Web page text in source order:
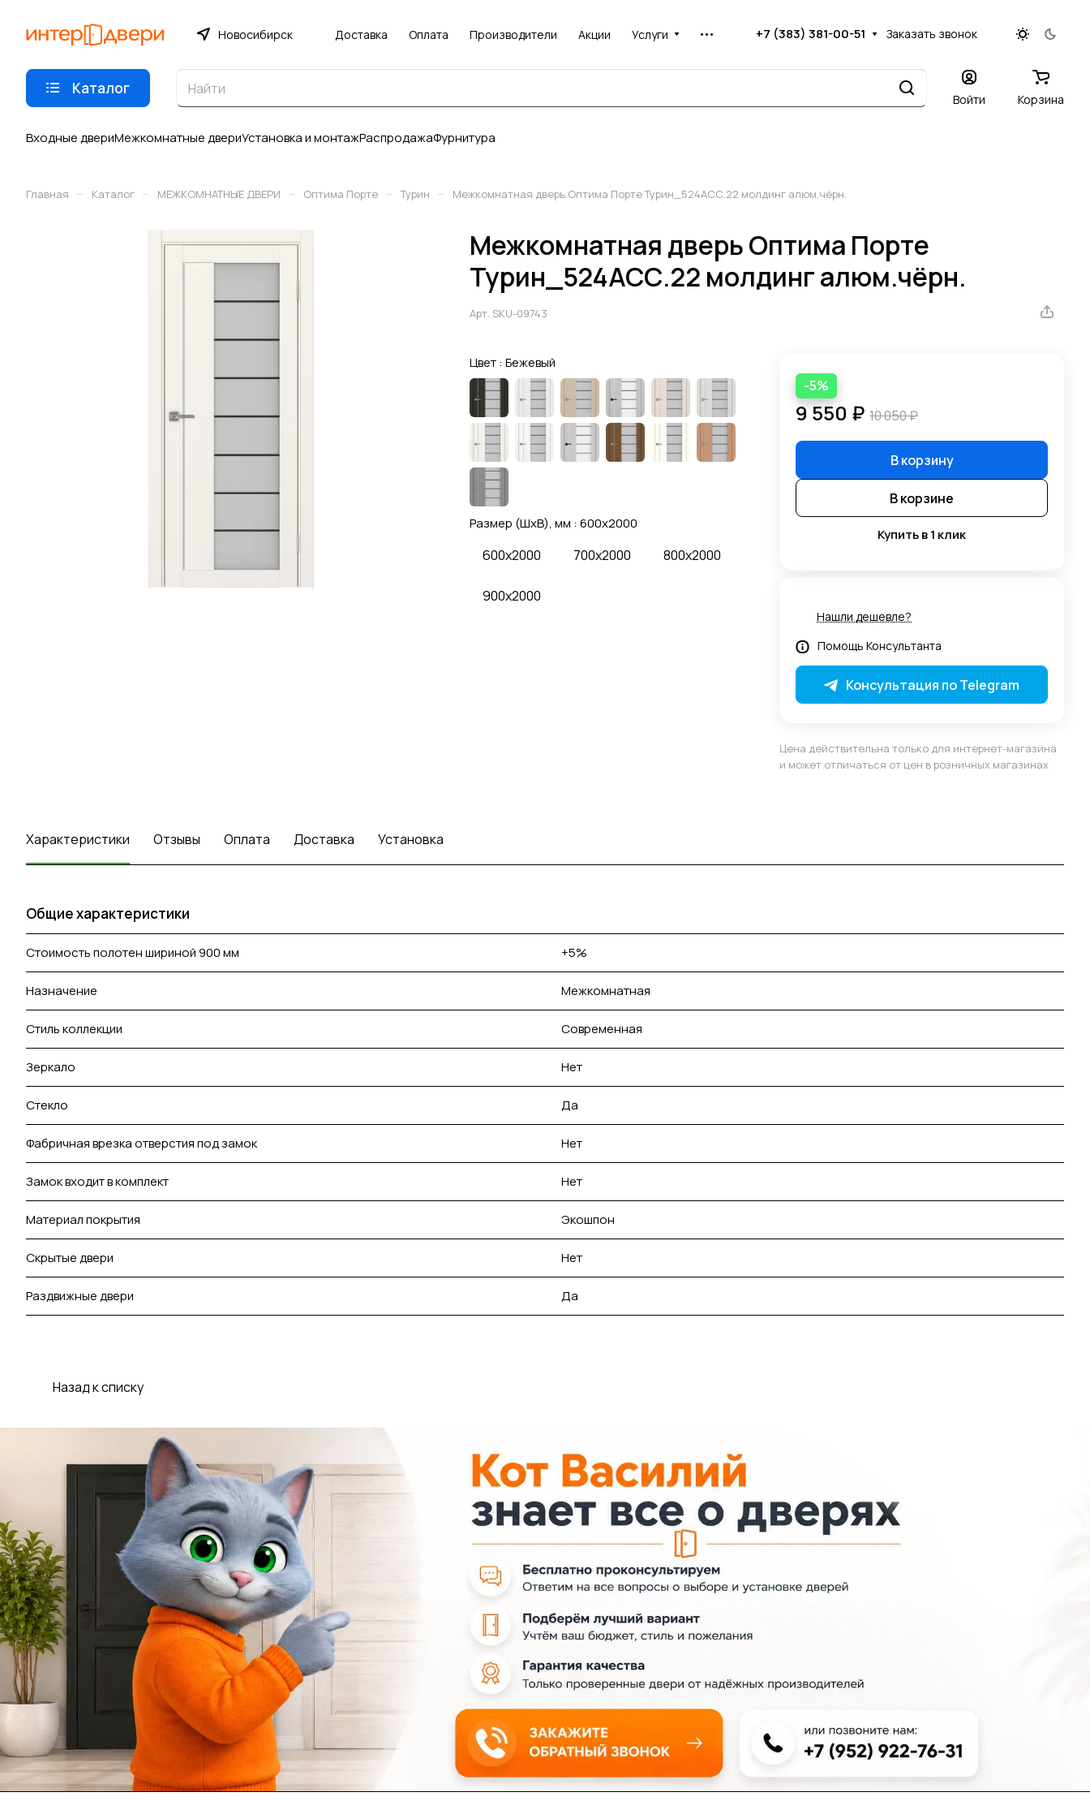
Новосибирск Доставка Оплата Производители Акции Услуги +7 (383) 381-00-51 Заказать звонок
Каталог
Войти Корзина
Входные двериМежкомнатные двериУстановка и монтажРаспродажаФурнитура
Главная – Каталог – МЕЖКОМНАТНЫЕ ДВЕРИ – Оптима Порте – Турин – Межкомнатная дверь Оптима Порте Турин_524АСС.22 молдинг алюм.чёрн.
Межкомнатная дверь Оптима Порте
Турин_524АСС.22 молдинг алюм.чёрн.
Арт. SKU-09743
Цвет : Бежевый
Размер (ШхВ), мм : 600x2000
600x2000 700x2000 800x2000
900x2000
-5%
9 550 ₽ 10 050 ₽
В корзину
В корзине
Купить в 1 клик
Нашли дешевле?
Помощь Консультанта
Консультация по Telegram
Цена действительна только для интернет-магазина
и может отличаться от цен в розничных магазинах
Характеристики Отзывы Оплата Доставка Установка
Общие характеристики
Стоимость полотен шириной 900 мм +5%
Назначение Межкомнатная
Стиль коллекции Современная
Зеркало Нет
Стекло Да
Фабричная врезка отверстия под замок Нет
Замок входит в комплект Нет
Материал покрытия Экошпон
Скрытые двери Нет
Раздвижные двери Да
Назад к списку